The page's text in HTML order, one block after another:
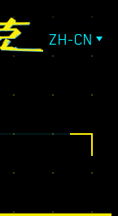
ZH-CN